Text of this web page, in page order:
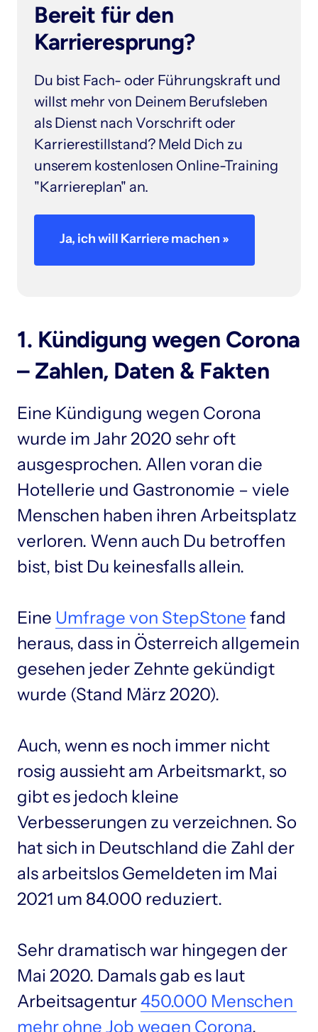
Bereit für den
Karrieresprung?
Du bist Fach- oder Führungskraft und
willst mehr von Deinem Berufsleben
als Dienst nach Vorschrift oder
Karrierestillstand? Meld Dich zu
unserem kostenlosen Online-Training
"Karriereplan" an.
Ja, ich will Karriere machen »
1. Kündigung wegen Corona
– Zahlen, Daten & Fakten
Eine Kündigung wegen Corona
wurde im Jahr 2020 sehr oft
ausgesprochen. Allen voran die
Hotellerie und Gastronomie – viele
Menschen haben ihren Arbeitsplatz
verloren. Wenn auch Du betroffen
bist, bist Du keinesfalls allein.
Eine Umfrage von StepStone fand
heraus, dass in Österreich allgemein
gesehen jeder Zehnte gekündigt
wurde (Stand März 2020).
Auch, wenn es noch immer nicht
rosig aussieht am Arbeitsmarkt, so
gibt es jedoch kleine
Verbesserungen zu verzeichnen. So
hat sich in Deutschland die Zahl der
als arbeitslos Gemeldeten im Mai
2021 um 84.000 reduziert.
Sehr dramatisch war hingegen der
Mai 2020. Damals gab es laut
Arbeitsagentur 450.000
mehr ohne Job wegen Corona.